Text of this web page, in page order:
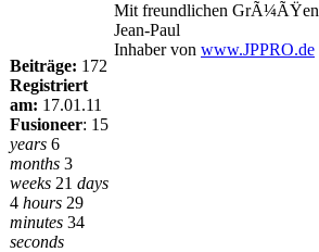
Beiträge: 172
Registriert
am: 17.01.11
Fusioneer: 15
years 6
months 3
weeks 21 days
4 hours 29
minutes 34
seconds
Mit freundlichen GrÃ¼ÃŸen
Jean-Paul
Inhaber von www.JPPRO.de